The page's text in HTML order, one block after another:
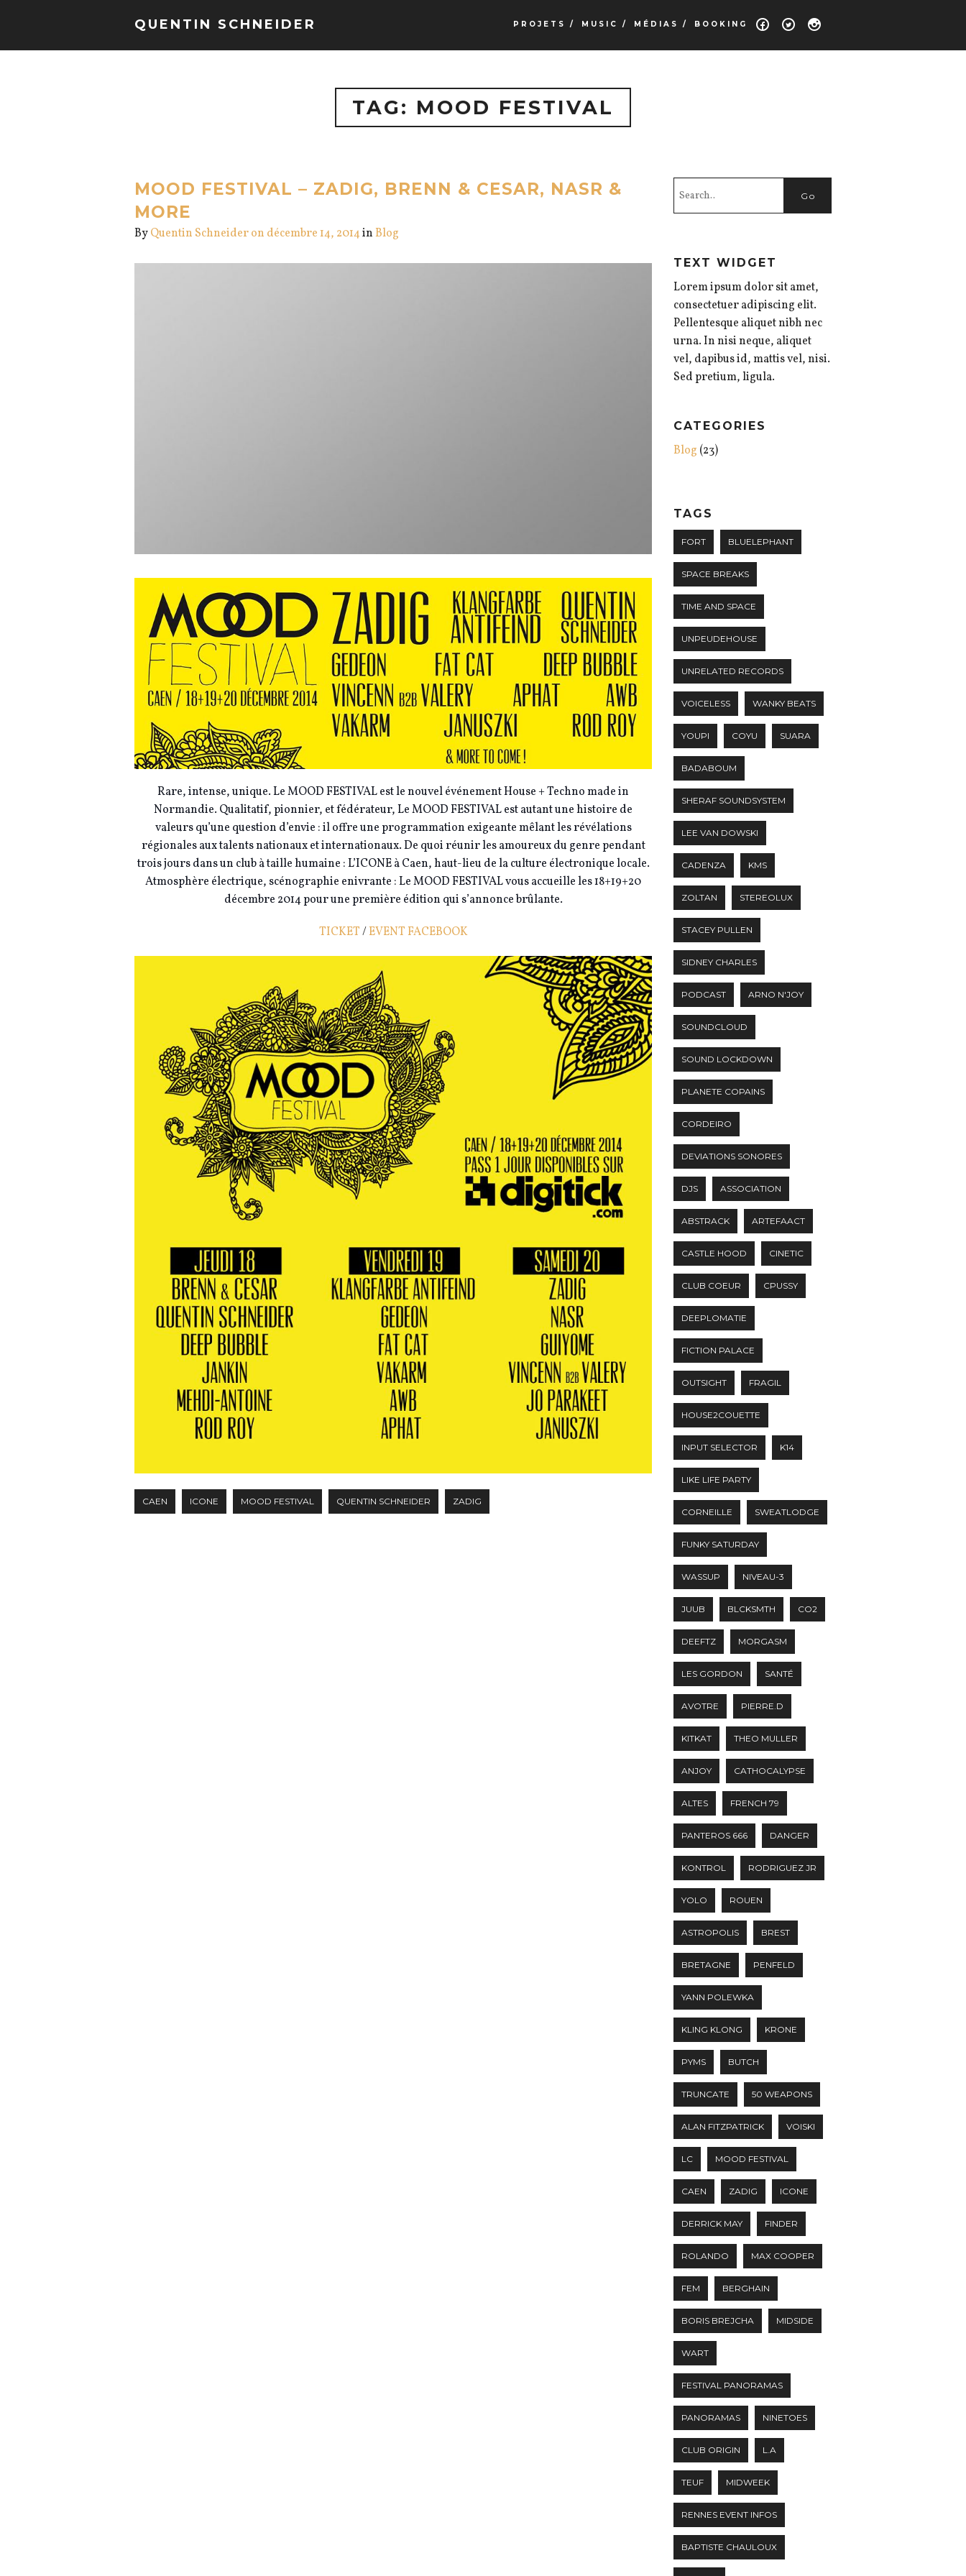
QUENTIN SCHNEIDER PROJETS / MUSIC / MÉDIAS / BOOKING
TAG: MOOD FESTIVAL
MOOD FESTIVAL – ZADIG, BRENN & CESAR, NASR &
MORE
ByQuentin Schneideron décembre 14, 2014in Blog
Rare, intense, unique. Le MOOD FESTIVAL est le nouvel événement House + Techno made in
Normandie. Qualitatif, pionnier, et fédérateur, Le MOOD FESTIVAL est autant une histoire de
valeurs qu’une question d’envie : il offre une programmation exigeante mêlant les révélations
régionales aux talents nationaux et internationaux. De quoi réunir les amoureux du genre pendant
trois jours dans un club à taille humaine : L’ICONE à Caen, haut-lieu de la culture électronique locale.
Atmosphère électrique, scénographie enivrante : Le MOOD FESTIVAL vous accueille les 18+19+20
décembre 2014 pour une première édition qui s’annonce brûlante.
TICKET/EVENT FACEBOOK
CAEN ICONE MOOD FESTIVAL QUENTIN SCHNEIDER ZADIG
TEXT WIDGET
Lorem ipsum dolor sit amet,
consectetuer adipiscing elit.
Pellentesque aliquet nibh nec
urna. In nisi neque, aliquet
vel, dapibus id, mattis vel, nisi.
Sed pretium, ligula.
CATEGORIES
Blog (23)
TAGS
FORT BLUELEPHANT
SPACE BREAKS
TIME AND SPACE
UNPEUDEHOUSE
UNRELATED RECORDS
VOICELESS WANKY BEATS
YOUPI COYU SUARA
BADABOUM
SHERAF SOUNDSYSTEM
LEE VAN DOWSKI
CADENZA KMS
ZOLTAN STEREOLUX
STACEY PULLEN
SIDNEY CHARLES
PODCAST ARNO N'JOY
SOUNDCLOUD
SOUND LOCKDOWN
PLANETE COPAINS
CORDEIRO
DEVIATIONS SONORES
DJS ASSOCIATION
ABSTRACK ARTEFAACT
CASTLE HOOD CINETIC
CLUB COEUR CPUSSY
DEEPLOMATIE
FICTION PALACE
OUTSIGHT FRAGIL
HOUSE2COUETTE
INPUT SELECTOR K14
LIKE LIFE PARTY
CORNEILLE SWEATLODGE
FUNKY SATURDAY
WASSUP NIVEAU-3
JUUB BLCKSMTH CO2
DEEFTZ MORGASM
LES GORDON SANTÉ
AVOTRE PIERRE.D
KITKAT THEO MULLER
ANJOY CATHOCALYPSE
ALTES FRENCH 79
PANTEROS 666 DANGER
KONTROL RODRIGUEZ JR
YOLO ROUEN
ASTROPOLIS BREST
BRETAGNE PENFELD
YANN POLEWKA
KLING KLONG KRONE
PYMS BUTCH
TRUNCATE 50 WEAPONS
ALAN FITZPATRICK VOISKI
LC MOOD FESTIVAL
CAEN ZADIG ICONE
DERRICK MAY FINDER
ROLANDO MAX COOPER
FEM BERGHAIN
BORIS BREJCHA MIDSIDE
WART
FESTIVAL PANORAMAS
PANORAMAS NINETOES
CLUB ORIGIN L.A
TEUF MIDWEEK
RENNES EVENT INFOS
BAPTISTE CHAULOUX